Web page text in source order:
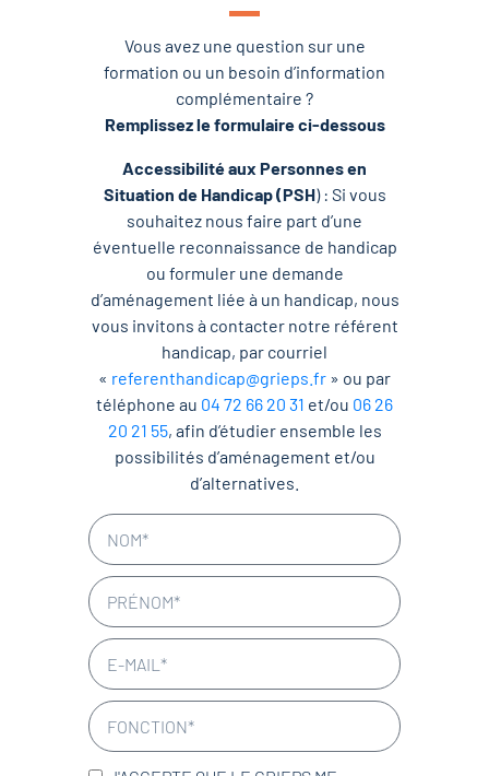
Vous avez une question sur une
formation ou un besoin d’information
complémentaire ?
Remplissez le formulaire ci-dessous
Accessibilité aux Personnes en
Situation de Handicap (PSH) : Si vous
souhaitez nous faire part d’une
éventuelle reconnaissance de handicap
ou formuler une demande
d’aménagement liée à un handicap, nous
vous invitons à contacter notre référent
handicap, par courriel
« referenthandicap@grieps.fr » ou par
téléphone au 04 72 66 20 31 et/ou 06 26
20 21 55, afin d’étudier ensemble les
possibilités d’aménagement et/ou
d’alternatives.